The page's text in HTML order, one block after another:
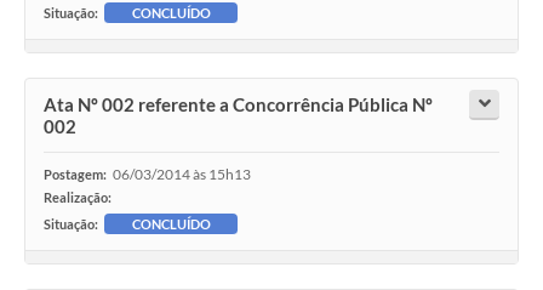
Situação:
CONCLUÍDO
Ata Nº 002 referente a Concorrência Pública Nº
002
Postagem: 06/03/2014 às 15h13
Realização:
Situação:
CONCLUÍDO